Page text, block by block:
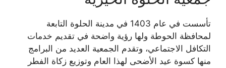
تأسست في عام 1403 في مدينة الحلوة التابعة
لمحافظة الحوطة ولها رؤية واضحة في تقديم خدمات
التكافل الاجتماعي، وتقدم الجمعية العديد من البرامج
منها كسوة عيد الأضحى لهذا العام وتوزيع زكاة الفطر